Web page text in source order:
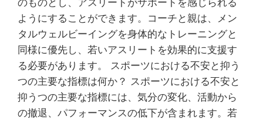
ようにすることができます。コーチと親は、メン
タルウェルビーイングを身体的なトレーニングと
同様に優先し、若いアスリートを効果的に支援す
る必要があります。 スポーツにおける不安と抑う
つの主要な指標は何か？ スポーツにおける不安と
抑うつの主要な指標には、気分の変化、活動から
の撤退、パフォーマンスの低下が含まれます。若